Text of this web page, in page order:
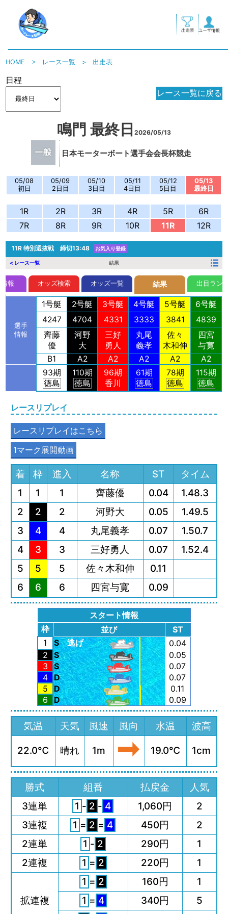
HOME > レース一覧 >出走表
日程
レース一覧に戻る
鳴門 最終日 2026/05/13
日本モーターボート選手会会長杯競走
05/08
初日
05/09
2日目
05/10
3日目
05/11
4日目
05/12
5日目
05/13
最終日
1R 2R 3R 4R 5R
6R
7R
8R 9R 10R 11R 12R
11R特別選抜戦 締切13:48 お気入り登録
< レース一覧 結果
報 オッズ検索 オッズ一覧 結果 出目ラン
選手
情報
1号艇 2号艇 3号艇 4号艇 5号艇
6号艇
4247
4704 4331 3333 3841
4839
齊藤
優
河野
大
三好
勇人
丸尾
義孝
佐々
木和伸
四宮
与寛
B1
A2 A2 A2 A2
A2
93期
徳島
110期
徳島
96期
香川
61期
徳島
78期
徳島
115期
徳島
レースリプレイ
レースリプレイはこちら
1マーク展開動画
着 枠 進入 名称 ST
タイム
1
1 1 齊藤優 0.04
1.48.3
2
2 2 河野大 0.05
1.49.5
3
4 4 丸尾義孝 0.07
1.50.7
4
3 3 三好勇人 0.07
1.52.4
5
5 5 佐々木和伸
0.11
6
6 6 四宮与寛 0.09
スタート情報
枠
並び
ST
1
S 逃げ
0.04
2
S
0.05
3
S
0.07
4 D
0.07
5
D
0.11
6
D 0.09
気温 天気 風速 風向 水温 波高
22.0℃ 晴れ 1m 19.0℃ 1cm
勝式 組番 払戻金
人気
3連単
1 - 2 - 4 1,060円
2
3連複
1 = 2 = 4 450円
2
2連単
1 - 2 290円
1
2連複
1 = 2 220円 1
拡連複
1 = 2 160円
1
1 = 4 340円
5